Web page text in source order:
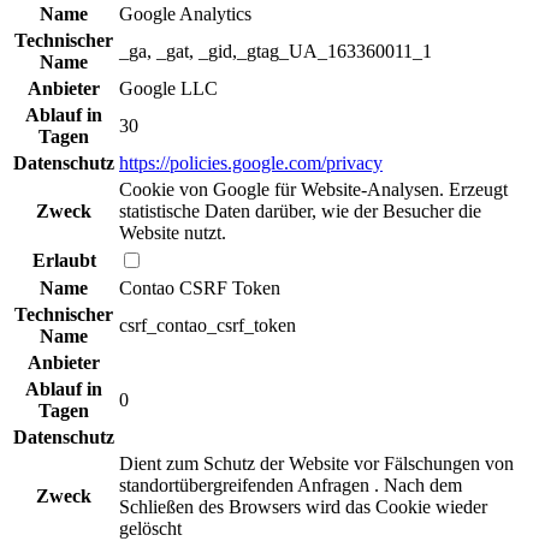
Name
Google Analytics
Technischer
Name
_ga, _gat, _gid,_gtag_UA_163360011_1
Anbieter
Google LLC
Ablauf in
Tagen
30
Datenschutz https://policies.google.com/privacy
Zweck
Cookie von Google für Website-Analysen. Erzeugt
statistische Daten darüber, wie der Besucher die
Website nutzt.
Erlaubt
Name
Contao CSRF Token
Technischer
Name
csrf_contao_csrf_token
Anbieter
Ablauf in
Tagen
0
Datenschutz
Zweck
Dient zum Schutz der Website vor Fälschungen von
standortübergreifenden Anfragen . Nach dem
Schließen des Browsers wird das Cookie wieder
gelöscht